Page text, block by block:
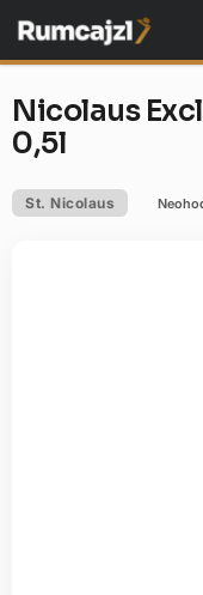
na
obsah
Nicolaus
0,5l
St. Nicolaus